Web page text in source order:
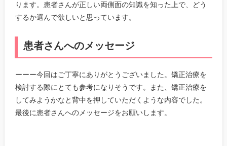
ります。患者さんが正しい両側面の知識を知った上で、どう
するか選んで欲しいと思っています。
患者さんへのメッセージ
ーーー今回はご丁寧にありがとうございました。矯正治療を
検討する際にとても参考になりそうです。また、矯正治療を
してみようかなと背中を押していただくような内容でした。
最後に患者さんへのメッセージをお願いします。